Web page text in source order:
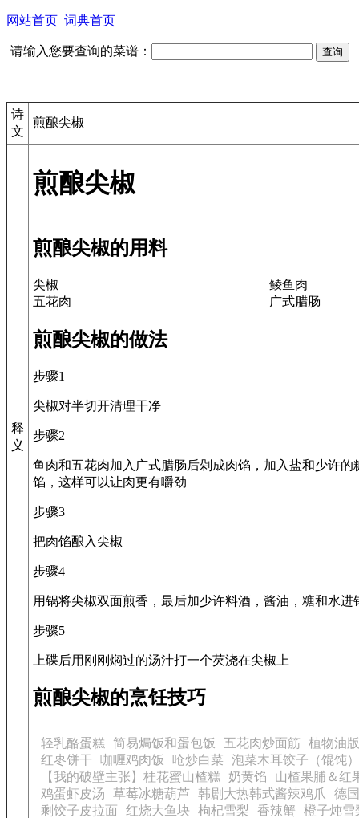
网站首页 词典首页
请输入您要查询的菜谱：
诗
文
煎酿尖椒
释
义
煎酿尖椒
煎酿尖椒的用料
尖椒
鲮鱼肉
五花肉
广式腊肠
煎酿尖椒的做法
步骤1
尖椒对半切开清理干净
步骤2
鱼肉和五花肉加入广式腊肠后剁成肉馅，加入盐和少许
馅，这样可以让肉更有嚼劲
步骤3
把肉馅酿入尖椒
步骤4
用锅将尖椒双面煎香，最后加少许料酒，酱油，糖和水
步骤5
上碟后用刚刚焖过的汤汁打一个芡浇在尖椒上
煎酿尖椒的烹饪技巧
轻乳酪蛋糕 简易焗饭和蛋包饭 五花肉炒面筋
植物油
红枣饼干
咖喱鸡肉饭 呛炒白菜
泡菜木耳饺子（馄饨
【我的破壁主张】桂花蜜山楂糕
奶黄馅
山楂果脯＆红
鸡蛋虾皮汤
草莓冰糖葫芦 韩剧大热韩式酱辣鸡爪
德
剩饺子皮拉面
红烧大鱼块 枸杞雪梨 香辣蟹
橙子炖雪